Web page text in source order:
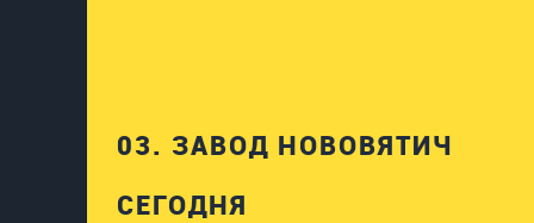
03. ЗАВОД НОВОВЯТИЧ
СЕГОДНЯ